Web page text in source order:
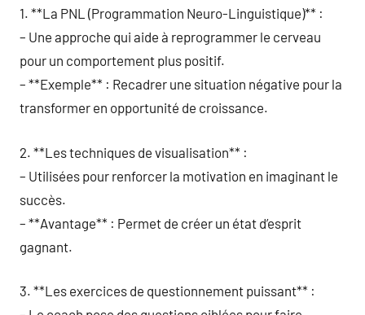
1. **La PNL (Programmation Neuro-Linguistique)** :
– Une approche qui aide à reprogrammer le cerveau
pour un comportement plus positif.
– **Exemple** : Recadrer une situation négative pour la
transformer en opportunité de croissance.
2. **Les techniques de visualisation** :
– Utilisées pour renforcer la motivation en imaginant le
succès.
– **Avantage** : Permet de créer un état d’esprit
gagnant.
3. **Les exercices de questionnement puissant** :